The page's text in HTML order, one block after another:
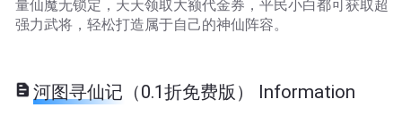
量仙魔无锁定，天天领取大额代金券，平民小白都可获取超
强力武将，轻松打造属于自己的神仙阵容。
河图寻仙记（0.1折免费版） Information